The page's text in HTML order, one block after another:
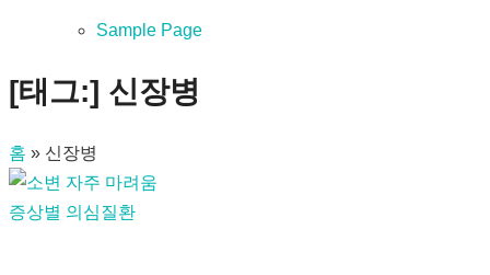
기
Sample Page
[태그:] 신장병
홈 » 신장병
증상별 의심질환